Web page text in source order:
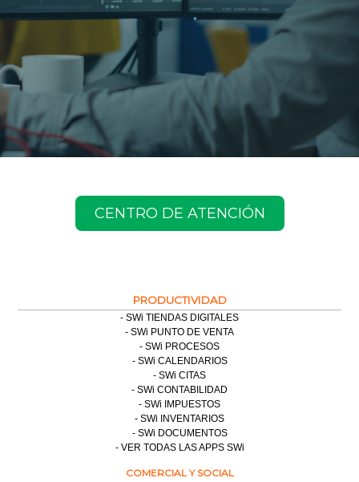
CENTRO DE ATENCIÓN
PRODUCTIVIDAD
SWi TIENDAS DIGITALES
SWi PUNTO DE VENTA
SWi PROCESOS
SWi CALENDARIOS
SWi CITAS
SWi CONTABILIDAD
SWi IMPUESTOS
SWi INVENTARIOS
SWi DOCUMENTOS
VER TODAS LAS APPS SWi
COMERCIAL Y SOCIAL